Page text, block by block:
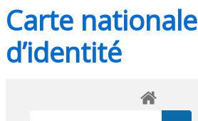
Carte nationale
d’identité